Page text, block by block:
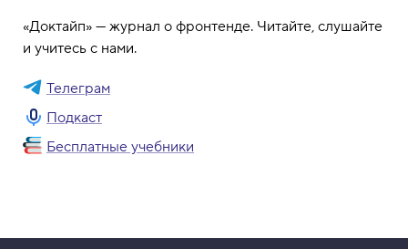
«Доктайп» — журнал о фронтенде. Читайте, слушайте
и учитесь с нами.
Телеграм
Подкаст
Бесплатные учебники